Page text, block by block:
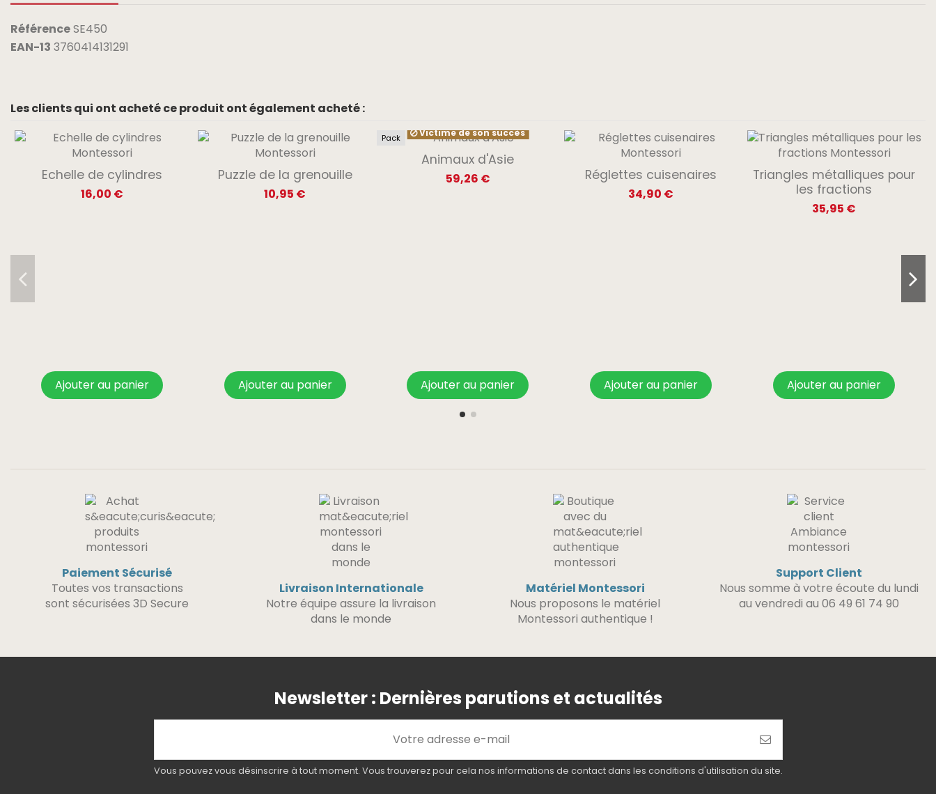
RéférenceSE450
EAN-13 3760414131291
Les clients qui ont acheté ce produit ont également acheté :
Echelle de cylindres
16,00 €
Ajouter au panier
Puzzle de la grenouille
10,95 €
Ajouter au panier
Pack Victime de son succès
Animaux d'Asie
59,26 €
Ajouter au panier
Réglettes cuisenaires
34,90 €
Ajouter au panier
Triangles métalliques pour
les fractions
35,95 €
Ajouter au panier
Paiement Sécurisé
Toutes vos transactions
sont sécurisées 3D Secure
Livraison Internationale
Notre équipe assure la livraison
dans le monde
Matériel Montessori
Nous proposons le matériel
Montessori authentique !
Support Client
Nous somme à votre écoute du lundi
au vendredi au 06 49 61 74 90
Newsletter : Dernières parutions et actualités
Vous pouvez vous désinscrire à tout moment. Vous trouverez pour cela nos informations de contact dans les conditions d'utilisation du site.